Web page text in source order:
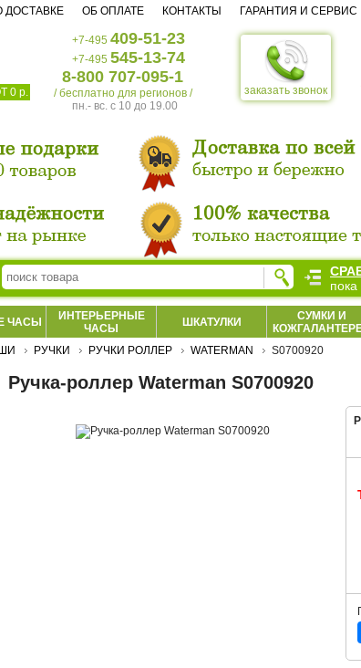
0 р. заказать звонок
+7-495 409-51-23
+7-495 545-13-74
8-800 707-095-1
/ бесплатно для регионов /
пн.- вс. c 10 до 19.00
ДОСТАВКЕ ОБ ОПЛАТЕ КОНТАКТЫ ГАРАНТИЯ И СЕРВИС
ЧАСЫ
ИНТЕРЬЕРНЫЕ
ЧАСЫ
ШКАТУЛКИ
СУМКИ И
РУЧКИ РУЧКИ РОЛЛЕР WATERMAN S0700920
Ручка-роллер Waterman S0700920
пока